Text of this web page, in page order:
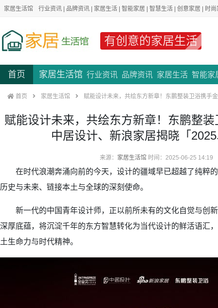
家居生活馆 行业资讯 | 品牌资讯 | 家居生活 | 智能家居 | 智慧生活 | 创意家居 | 时
有创意的家居生活
首页 家居生活馆 行业资讯 品牌资讯 家居生活 智能家
首页 家居生活馆 赋能设计未来，共绘东方新章！东鹏整装卫浴携手
赋能设计未来，共绘东方新章！东鹏整
中居设计、新浪家居揭晓「
来源： 家居生活馆时间：2025-06-25 14:19
在时代浪潮奔涌向前的今天，设计的疆域早已超越了纯粹的
历史与未来、链接本土与全球的深刻使命。
新一代的中国青年设计师，正以前所未有的文化自觉与创新
深厚底蕴，将沉淀千年的东方智慧转化为当代设计的鲜活语汇
土生命力与时代精神。